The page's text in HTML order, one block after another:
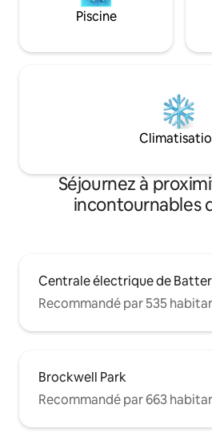
Piscine
Séjournez à
incontournables
Centrale électrique de
Recommandé par 535
Brockwell Park
Recommandé par 663